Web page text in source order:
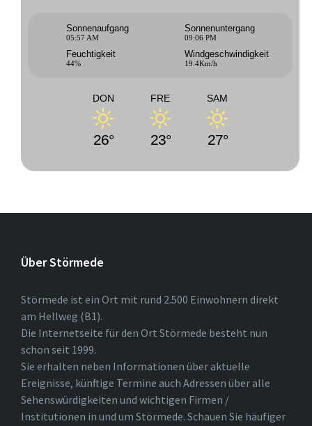
Sonnenaufgang
05:57 AM
Sonnenuntergang
09:06 PM
Feuchtigkeit
44%
Windgeschwindigkeit
19.4Km/h
DON
26°
FRE
23°
SAM
27°
Über Störmede
Störmede ist ein Ort mit rund 2.500 Einwohnern direkt
am Hellweg (B1).
Die Internetseite für den Ort Störmede besteht nun
schon seit 1999.
Sie erhalten neben Informationen über aktuelle
Ereignisse, künftige Termine auch Adressen über alle
Sehenswürdigkeiten und wichtigen Firmen /
Institutionen in und um Störmede. Schauen Sie häufiger